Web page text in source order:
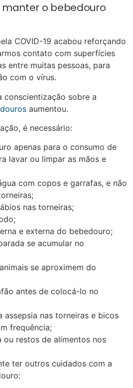
o bebedouro
COVID-19 acabou reforçando
contato com superfícies
entre muitas pessoas, para
com o vírus.
conscientização sobre a
aumentou.
é necessário:
apenas para o consumo de
lavar ou limpar as mãos e
com copos e garrafas, e não
nas torneiras;
e externa do bebedouro;
se acumular no
se aproximem do
antes de colocá-lo no
assepsia nas torneiras e bicos
frequência;
ou restos de alimentos nos
ter outros cuidados com a